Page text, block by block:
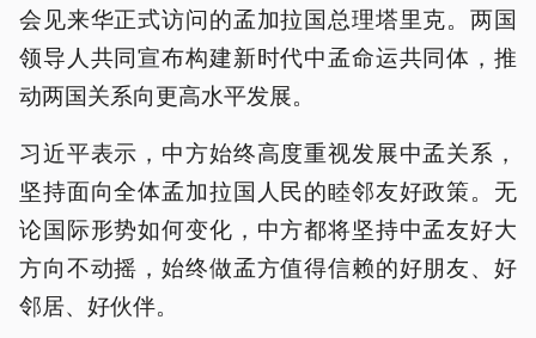
会见来华正式访问的孟加拉国总理塔里克。两国
领导人共同宣布构建新时代中孟命运共同体，推
动两国关系向更高水平发展。
习近平表示，中方始终高度重视发展中孟关系，
坚持面向全体孟加拉国人民的睦邻友好政策。无
论国际形势如何变化，中方都将坚持中孟友好大
方向不动摇，始终做孟方值得信赖的好朋友、好
邻居、好伙伴。